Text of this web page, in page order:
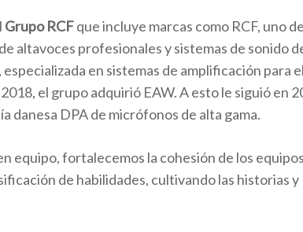
Grupo RCFque incluye marcas como RCF, uno
altavoces profesionales y sistemas de sonido
en sistemas de amplificación para el
el grupo adquirió EAW. A esto le siguió en
danesa DPA de micrófonos de alta gama.
equipo, fortalecemos la cohesión de los
de habilidades, cultivando las historias y